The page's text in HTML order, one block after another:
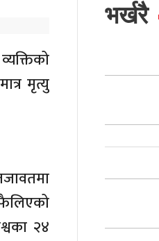
मृत्यु
२४
भर्खरै